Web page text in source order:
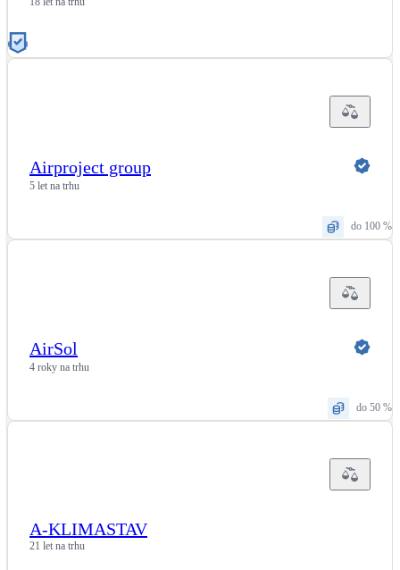
Airproject group
5 let na trhu
do 100 %
AirSol
4 roky na trhu
do 50 %
A-KLIMASTAV
21 let na trhu